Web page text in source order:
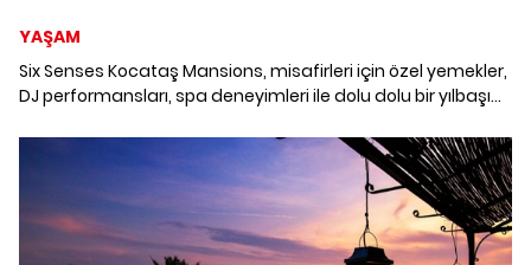
YAŞAM
Six Senses Kocataş Mansions, misafirleri için özel yemekler,
DJ performansları, spa deneyimleri ile dolu dolu bir yılbaşı